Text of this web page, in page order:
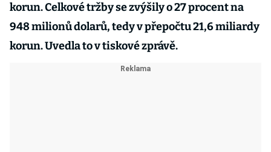
korun. Celkové tržby se zvýšily o 27 procent na
948 milionů dolarů, tedy v přepočtu 21,6 miliardy
korun. Uvedla to v tiskové zprávě.